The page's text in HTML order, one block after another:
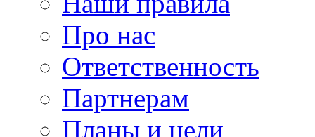
Про нас
Ответственность
Партнерам
Планы и цели